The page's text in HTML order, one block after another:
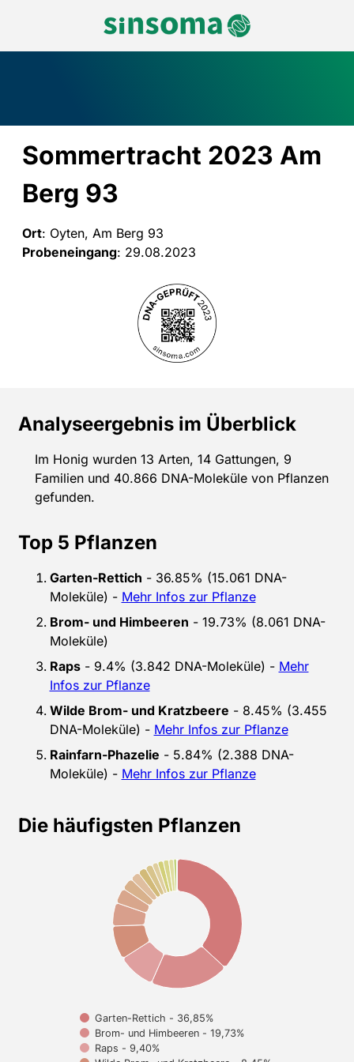
Sommertracht 2023 Am
Berg 93
Ort: Oyten, Am Berg 93
Probeneingang: 29.08.2023
Analyseergebnis im Überblick
Im Honig wurden 13 Arten, 14 Gattungen, 9
Familien und 40.866 DNA-Moleküle von Pflanzen
gefunden.
Top 5 Pflanzen
Garten-Rettich - 36.85% (15.061 DNA-
Moleküle) - Mehr Infos zur Pflanze
Brom- und Himbeeren - 19.73% (8.061 DNA-
Moleküle)
Raps- 9.4% (3.842 DNA-Moleküle) - Mehr
Infos zur Pflanze
Wilde Brom- und Kratzbeere - 8.45% (3.455
DNA-Moleküle) - Mehr Infos zur Pflanze
Rainfarn-Phazelie - 5.84% (2.388 DNA-
Moleküle) - Mehr Infos zur Pflanze
Die häufigsten Pflanzen
Garten-Rettich - 36,85%
Brom- und Himbeeren - 19,73%
Raps - 9,40%